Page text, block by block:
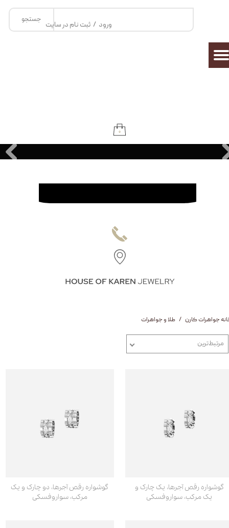
جستجو
۰
ورود / ثبت نام در سایت
تغییر گذر واژه
سفارشات
جواهرات کارن طلا و جواهرات
مرتبط‌ترین
گوشواره رقص آجرها، یک چارک و
یک مرکب، سواروفسکی
گوشواره رقص آجرها، دو چارک و یک
مرکب، سواروفسکی